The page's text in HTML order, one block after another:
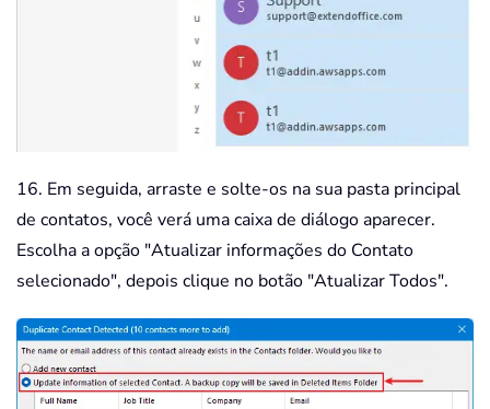
16. Em seguida, arraste e solte-os na sua pasta principal
de contatos, você verá uma caixa de diálogo aparecer.
Escolha a opção "Atualizar informações do Contato
selecionado", depois clique no botão "Atualizar Todos".